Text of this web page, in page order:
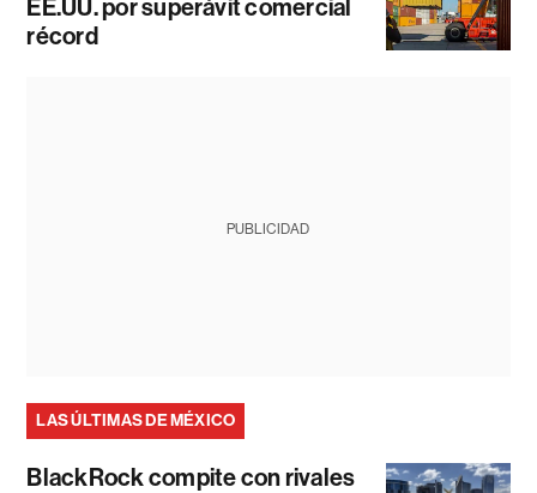
EE.UU. por superávit comercial
récord
PUBLICIDAD
LAS ÚLTIMAS DE MÉXICO
BlackRock compite con rivales